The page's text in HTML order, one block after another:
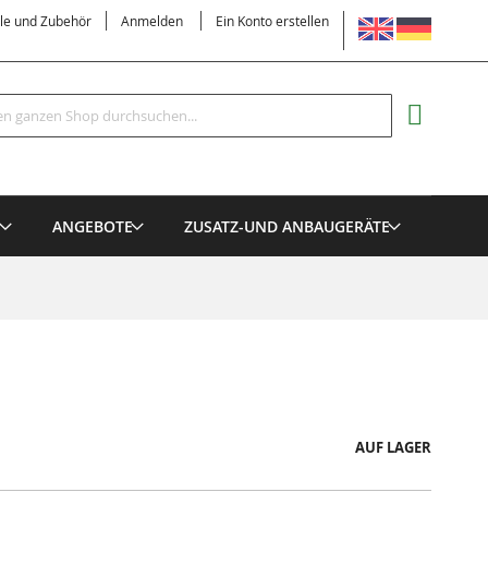
SPRACHE
und Zubehör Anmelden Ein Konto erstellen
Suche
ANGEBOTE ZUSATZ-UND ANBAUGERÄTE
AUF LAGER